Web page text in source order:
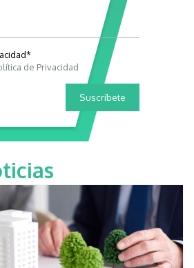
*
de Privacidad